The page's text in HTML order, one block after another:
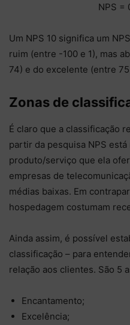
NPS =
Um NPS 10 significa um
ruim (entre -100 e 1), mas
74) e do excelente (entre 75
Zonas de
É claro que a classificação
partir da pesquisa NPS está
produto/serviço que ela
empresas de
médias baixas. Em
hospedagem costumam
Ainda assim, é possível
classificação – para
relação aos clientes. São 5
Encantamento;
Excelência;